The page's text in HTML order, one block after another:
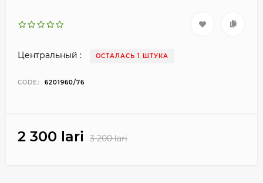
Центральный : ОСТАЛАСЬ 1 ШТУКА
CODE: 6201960/76
2 300 lari 3 200 lari